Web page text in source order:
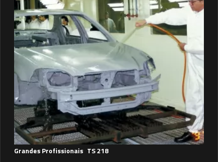
Grandes Profissionais TS 218